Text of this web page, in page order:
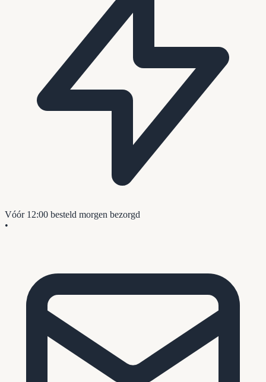
Vóór 12:00 besteld morgen bezorgd
•